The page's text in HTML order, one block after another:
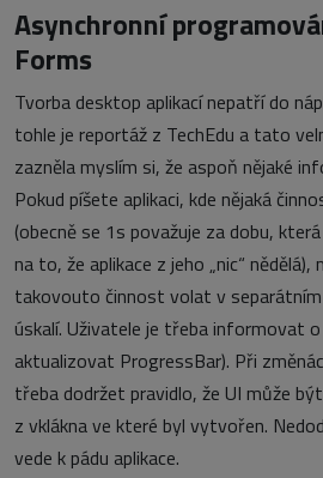
Asynchronní
Forms
Tvorba desktop aplikací nepatří do
tohle je reportáž z TechEdu a tato
zazněla myslím si, že aspoň nějaké
Pokud píšete aplikaci, kde nějaká
(obecně se 1s považuje za dobu,
na to, že aplikace z jeho „nic“
takovouto činnost volat v
úskalí. Uživatele je třeba informovat o
aktualizovat ProgressBar). Při
třeba dodržet pravidlo, že UI může
z vklákna ve které byl vytvořen.
vede k pádu aplikace.